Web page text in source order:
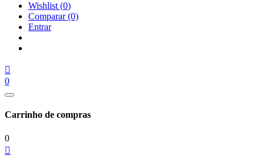
Wishlist (0)
Comparar(0)
Entrar

0
Carrinho de compras
0
